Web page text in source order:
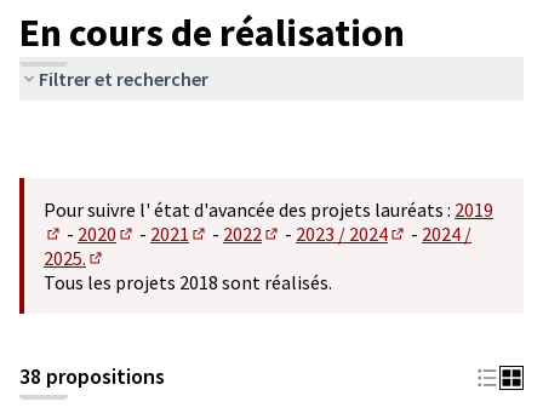
En cours de réalisation
Filtrer et rechercher
Pour suivre l' état d'avancée des projets lauréats : 2019
(S'ouvre dans un nouvel onglet)
- 2020
(S'ouvre dans un nouvel onglet)
- 2021
(S'ouvre dans un nouvel onglet)
- 2022
(S'ouvre dans un nouvel onglet)
- 2023 / 2024
(S'ouvre dans un
- 2024 /
2025.
(S'ouvre dans un nouvel onglet)
Tous les projets 2018 sont réalisés.
38 propositions